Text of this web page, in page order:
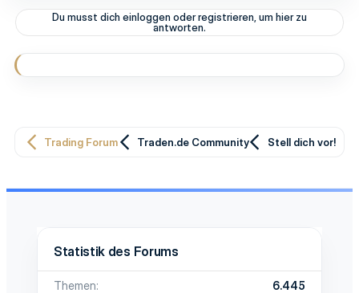
Du musst dich einloggen oder registrieren, um hier zu
antworten.
Trading Forum Traden.de Community Stell dich vor!
Statistik des Forums
Themen
6.445